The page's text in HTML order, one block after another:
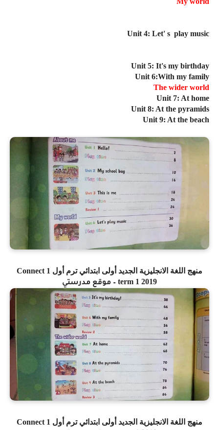
Unit 4: Let' s play music
Unit 5: It's my birthday
Unit 6:With my family
The wider world
Unit 7: At home
Unit 8: At the pyramids
Unit 9: At the beach
منهج اللغة الانجليزية الجديد أولى ابتدائي ترم أول Connect 1
term 1 2019 – موقع مدرستي
منهج اللغة الانجليزية الجديد أولى ابتدائي ترم أول Connect 1